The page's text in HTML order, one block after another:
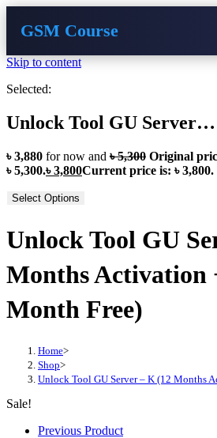
GSM Course
Skip to content
Selected:
Unlock Tool GU Server…
৳3,880 for now and ৳5,300 Original
৳ 5,300.৳3,800Current price is: ৳ 3,800.
Select Options
Unlock Tool GU
Months Activation
Month Free)
Home>
Shop>
Unlock Tool GU Server – K (12 Months
Sale!
Previous Product